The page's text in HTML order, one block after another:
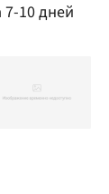
10 дней